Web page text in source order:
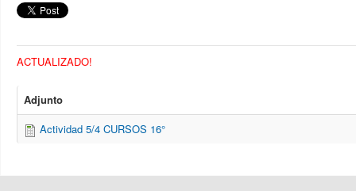
ACTUALIZADO!
Adjunto
Actividad 5/4 CURSOS 16°